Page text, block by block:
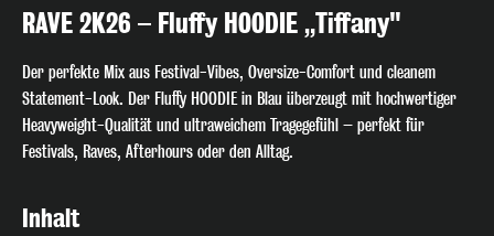
RAVE 2K26 – Fluffy HOODIE „Tiffany"
Der perfekte Mix aus Festival-Vibes, Oversize-Comfort und cleanem
Statement-Look. Der Fluffy HOODIE in Blau überzeugt mit hochwertiger
Heavyweight-Qualität und ultraweichem Tragegefühl – perfekt für
Festivals, Raves, Afterhours oder den Alltag.
Inhalt